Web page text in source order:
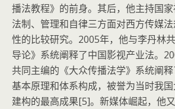
播法教程》的前身。其后，他主持国
法制、管理和自律三方面对西方传媒
性的比较研究。2005年，他与李丹林
导论》系统阐释了中国影视产业法。
共同主编的《大众传播法学》系统阐
基本原理和体系构成，被誉为当时我
建构的最高成果[5]。新媒体崛起，他